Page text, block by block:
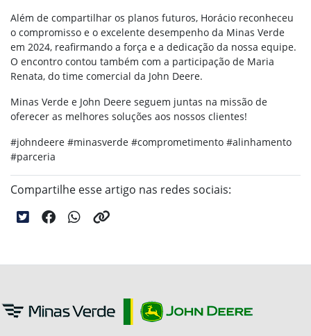
Além de compartilhar os planos futuros, Horácio reconheceu
o compromisso e o excelente desempenho da Minas Verde
em 2024, reafirmando a força e a dedicação da nossa equipe.
O encontro contou também com a participação de Maria
Renata, do time comercial da John Deere.
Minas Verde e John Deere seguem juntas na missão de
oferecer as melhores soluções aos nossos clientes!
#johndeere #minasverde #comprometimento #alinhamento
#parceria
Compartilhe esse artigo nas redes sociais: